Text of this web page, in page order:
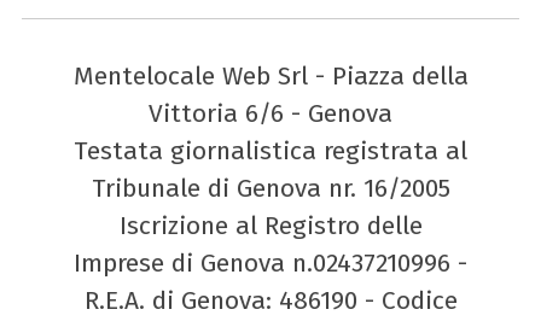
Mentelocale Web Srl - Piazza della
Vittoria 6/6 - Genova
Testata giornalistica registrata al
Tribunale di Genova nr. 16/2005
Iscrizione al Registro delle
Imprese di Genova n.02437210996 -
R.E.A. di Genova: 486190 - Codice